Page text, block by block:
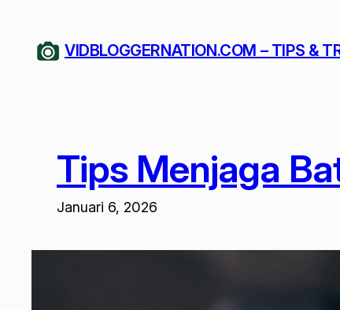
konten
VIDBLOGGERNATION.COM – TIPS &
Tips Menjaga
Januari 6, 2026